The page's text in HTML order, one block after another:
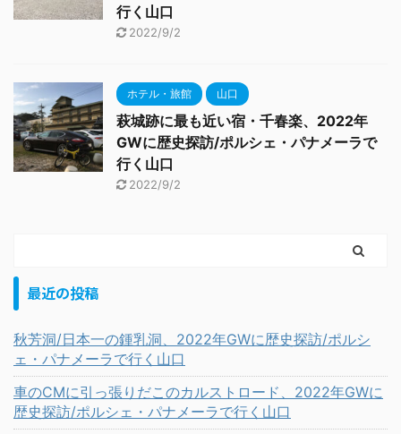
行く山口
2022/9/2
ホテル・旅館 山口
萩城跡に最も近い宿・千春楽、2022年
GWに歴史探訪/ポルシェ・パナメーラで
行く山口
2022/9/2
最近の投稿
秋芳洞/日本一の鍾乳洞、2022年GWに歴史探訪/ポルシ
ェ・パナメーラで行く山口
車のCMに引っ張りだこのカルストロード、2022年GWに
歴史探訪/ポルシェ・パナメーラで行く山口